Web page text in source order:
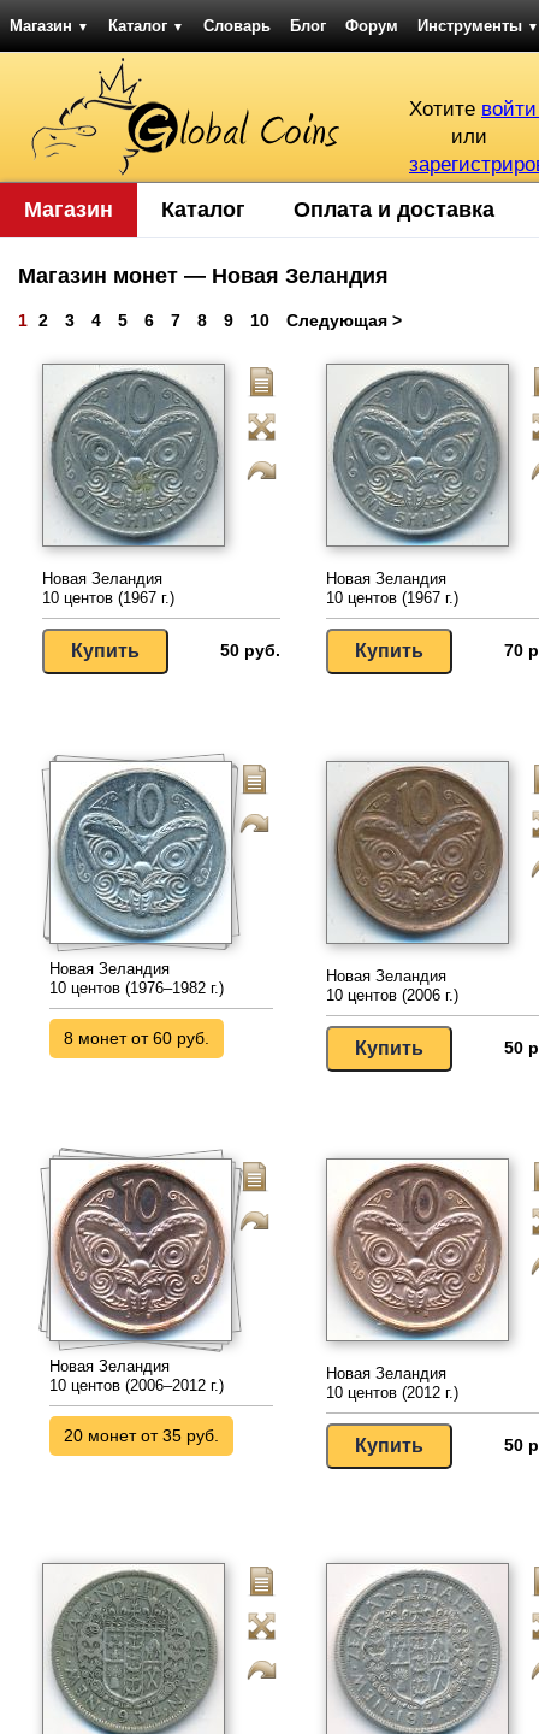
Магазин ▼ Каталог ▼ Словарь Блог Форум Инструменты ▼
Хотите
или
Магазин Каталог Оплата и доставка
Магазин монет — Новая Зеландия
1 2 3 4 5 6 7 8 9 10 Следующая >
Новая Зеландия
10 центов (1967 г.)
50 руб.
Новая Зеландия
10 центов (1967 г.)
70
Новая Зеландия
10 центов (1976–1982 г.)
8 монет от 60 руб.
Новая Зеландия
10 центов (2006 г.)
50
Новая Зеландия
10 центов (2006–2012 г.)
20 монет от 35 руб.
Новая Зеландия
10 центов (2012 г.)
50